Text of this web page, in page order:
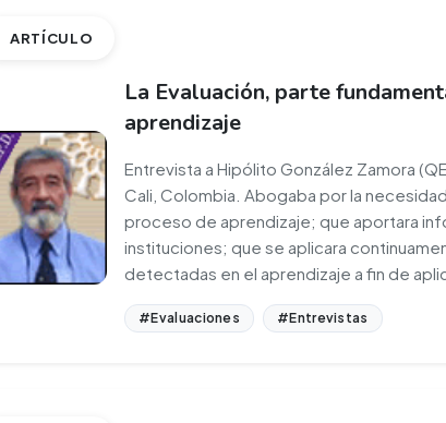
ARTÍCULO
La Evaluación, parte
aprendizaje
Entrevista a Hipólito González Zamora
Cali, Colombia. Abogaba por la
proceso de aprendizaje; que aportara
instituciones; que se aplicara
detectadas en el aprendizaje a fin de
#Evaluaciones #Entrevistas